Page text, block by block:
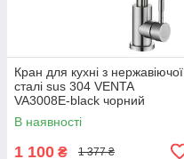
Кран для кухні з нержавіючої
сталі sus 304 VENTA
VA3008E-black чорний
гнучкий носик
В наявності
1 100 ₴ 1 377 ₴